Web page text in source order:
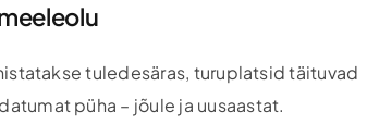
tuledesäras, turuplatsid täituvad
püha – jõule ja uusaastat.